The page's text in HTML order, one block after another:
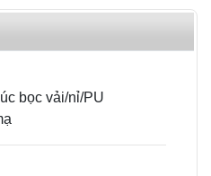
bọc vải/nỉ/PU